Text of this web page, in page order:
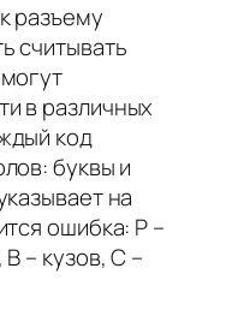
разъему
считывать
в различных
код
буквы и
на
ошибка: P –
– кузов, C –